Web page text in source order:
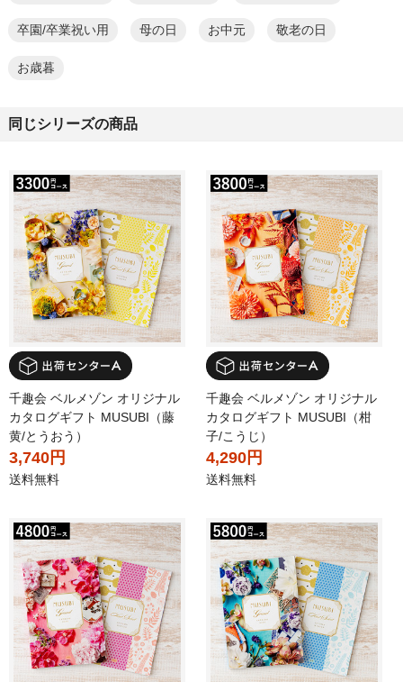
卒園/卒業祝い用 母の日 お中元 敬老の日
お歳暮
同じシリーズの商品
千趣会 ベルメゾン オリジナル
カタログギフト MUSUBI（藤
黄/とうおう）
3,740円
送料無料
千趣会 ベルメゾン オリジナル
カタログギフト MUSUBI（柑
子/こうじ）
4,290円
送料無料